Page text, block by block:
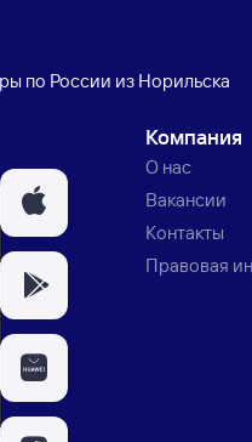
по России из Норильска
Компания
О нас
Вакансии
Контакты
Правовая